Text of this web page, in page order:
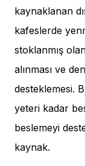
kaynaklanan
kafeslerde
stoklanmış
alınması ve
desteklemesi.
yeteri kadar
beslemeyi
kaynak.